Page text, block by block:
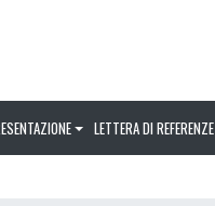
LETTERA DI REFERENZE